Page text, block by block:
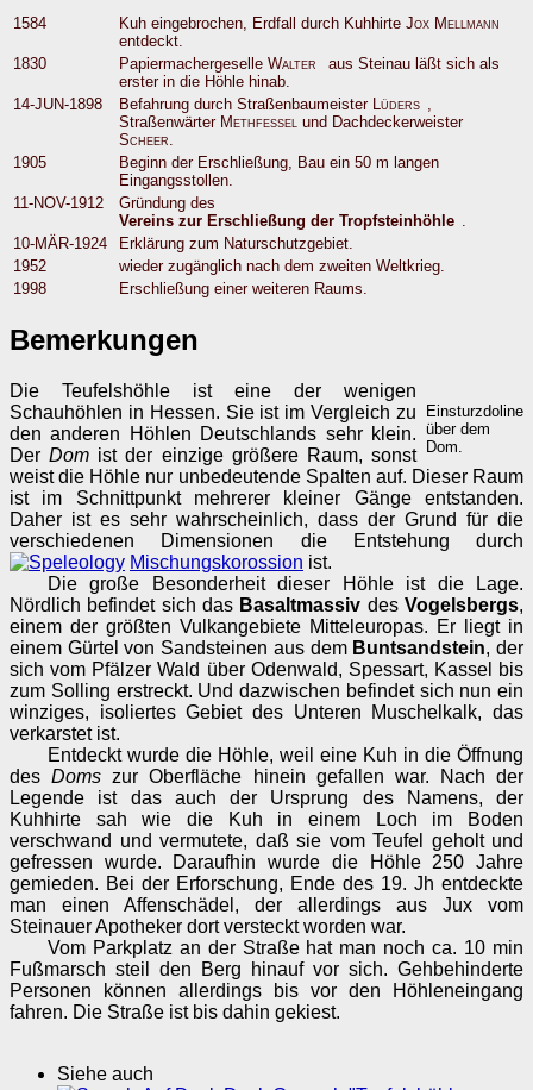
1584 Kuh eingebrochen, Erdfall durch Kuhhirte Jox Mellmann
entdeckt.
1830
Papiermachergeselle Walter
aus Steinau läßt sich als
erster in die Höhle hinab.
14-JUN-1898
Befahrung durch Straßenbaumeister Lüders
Straßenwärter Methfessel und Dachdeckerweister
Scheer
1905
Beginn der Erschließung, Bau ein 50 m langen
Eingangsstollen.
11-NOV-1912
Gründung des
Vereins zur Erschließung der Tropfsteinhöhle
10-MÄR-1924
Erklärung zum Naturschutzgebiet.
1952
wieder zugänglich nach dem zweiten Weltkrieg.
1998
Erschließung einer weiteren Raums.
Bemerkungen
Einsturzdoline
über dem
Dom.
Die Teufelshöhle ist eine der wenigen
Schauhöhlen in Hessen. Sie ist im Vergleich zu
den anderen Höhlen Deutschlands sehr klein.
DerDom ist der einzige größere Raum, sonst
weist die Höhle nur unbedeutende Spalten auf. Dieser Raum
ist im Schnittpunkt mehrerer kleiner Gänge entstanden.
Daher ist es sehr wahrscheinlich, dass der Grund für die
verschiedenen Dimensionen die Entstehung durch
Mischungskorossion ist.
Die große Besonderheit dieser Höhle ist die Lage.
Nördlich befindet sich das Basaltmassiv desVogelsbergs,
einem der größten Vulkangebiete Mitteleuropas. Er liegt in
einem Gürtel von Sandsteinen aus dem Buntsandstein, der
sich vom Pfälzer Wald über Odenwald, Spessart, Kassel bis
zum Solling erstreckt. Und dazwischen befindet sich nun ein
winziges, isoliertes Gebiet des Unteren Muschelkalk, das
verkarstet ist.
Entdeckt wurde die Höhle, weil eine Kuh in die Öffnung
desDoms zur Oberfläche hinein gefallen war. Nach der
Legende ist das auch der Ursprung des Namens, der
Kuhhirte sah wie die Kuh in einem Loch im Boden
verschwand und vermutete, daß sie vom Teufel geholt und
gefressen wurde. Daraufhin wurde die Höhle 250 Jahre
gemieden. Bei der Erforschung, Ende des 19. Jh entdeckte
man einen Affenschädel, der allerdings aus Jux vom
Steinauer Apotheker dort versteckt worden war.
Vom Parkplatz an der Straße hat man noch ca. 10 min
Fußmarsch steil den Berg hinauf vor sich. Gehbehinderte
Personen können allerdings bis vor den Höhleneingang
fahren. Die Straße ist bis dahin gekiest.
Siehe auch